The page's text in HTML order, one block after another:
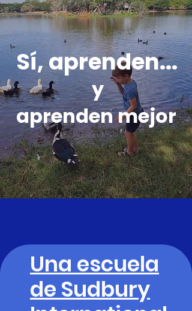
Sí, aprenden...
y
aprenden mejor
Una escuela
de Sudbury